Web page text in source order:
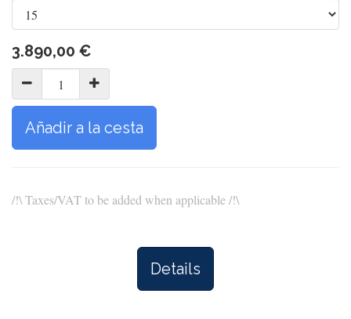
3.890,00 €
Añadir a la cesta
/!\ Taxes/VAT to be added when applicable /!\
Details